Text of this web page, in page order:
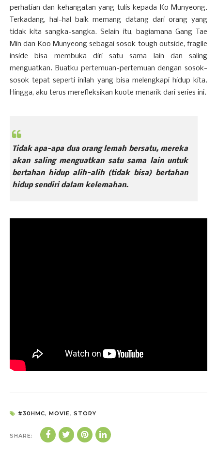
perhatian dan kehangatan yang tulis kepada Ko Munyeong.
Terkadang, hal-hal baik memang datang dari orang yang
tidak kita sangka-sangka. Selain itu, bagiamana Gang Tae
Min dan Koo Munyeong sebagai sosok tough outside, fragile
inside bisa membuka diri satu sama lain dan saling
menguatkan. Buatku pertemuan-pertemuan dengan sosok-
sosok tepat seperti inilah yang bisa melengkapi hidup kita.
Hingga, aku terus merefleksikan kuote menarik dari series ini.
Tidak apa-apa dua orang lemah bersatu, mereka
akan saling menguatkan satu sama lain untuk
bertahan hidup alih-alih (tidak bisa) bertahan
hidup sendiri dalam kelemahan.
#30HMC, MOVIE, STORY
SHARE: